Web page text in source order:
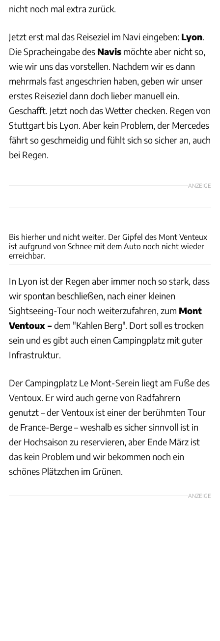
nicht noch mal extra zurück.
Jetzt erst mal das Reiseziel im Navi eingeben: Lyon.
Die Spracheingabe des Navis möchte aber nicht so,
wie wir uns das vorstellen. Nachdem wir es dann
mehrmals fast angeschrien haben, geben wir unser
erstes Reiseziel dann doch lieber manuell ein.
Geschafft. Jetzt noch das Wetter checken. Regen von
Stuttgart bis Lyon. Aber kein Problem, der Mercedes
fährt so geschmeidig und fühlt sich so sicher an, auch
bei Regen.
ANZEIGE
Bis hierher und nicht weiter. Der Gipfel des Mont Venteux
ist aufgrund von Schnee mit dem Auto noch nicht wieder
erreichbar.
In Lyon ist der Regen aber immer noch so stark, dass
wir spontan beschließen, nach einer kleinen
Sightseeing-Tour noch weiterzufahren, zum Mont
Ventoux –dem "Kahlen Berg". Dort soll es trocken
sein und es gibt auch einen Campingplatz mit guter
Infrastruktur.
Der Campingplatz Le Mont-Serein liegt am Fuße des
Ventoux. Er wird auch gerne von Radfahrern
genutzt – der Ventoux ist einer der berühmten Tour
de France-Berge – weshalb es sicher sinnvoll ist in
der Hochsaison zu reservieren, aber Ende März ist
das kein Problem und wir bekommen noch ein
schönes Plätzchen im Grünen.
ANZEIGE